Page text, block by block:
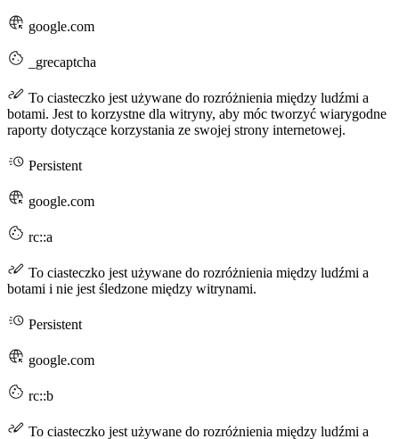
google.com
_grecaptcha
To ciasteczko jest używane do rozróżnienia między ludźmi a
botami. Jest to korzystne dla witryny, aby móc tworzyć wiarygodne
raporty dotyczące korzystania ze swojej strony internetowej.
Persistent
google.com
rc::a
To ciasteczko jest używane do rozróżnienia między ludźmi a
botami i nie jest śledzone między witrynami.
Persistent
google.com
rc::b
To ciasteczko jest używane do rozróżnienia między ludźmi a